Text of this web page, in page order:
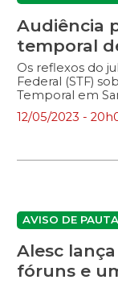
Comunidade
apresentar um
Audiência
temporal
Os reflexos do
Federal (STF)
Temporal em
audiência pública
no auditório
para definir a
proposta pelo
de Nadal
de […]
12/05/2023 -
AVISO DE PAUTA
Alesc
fóruns e